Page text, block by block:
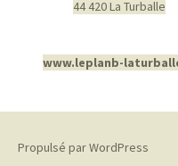
44 420 La Turballe
www.leplanb-
Propulsé par WordPress